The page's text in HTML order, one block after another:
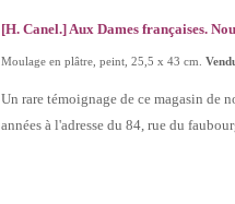
[H. Canel.] Aux Dames françaises.
Moulage en plâtre, peint, 25,5 x 43 cm.
Un rare témoignage de ce magasin de
années à l'adresse du 84, rue du